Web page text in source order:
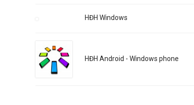
HĐH Windows
HĐH Android - Windows phone